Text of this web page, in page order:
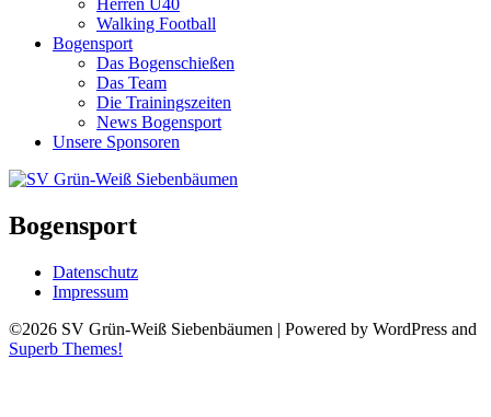
Herren Ü40
Walking Football
Bogensport
Das Bogenschießen
Das Team
Die Trainingszeiten
News Bogensport
Unsere Sponsoren
Bogensport
Datenschutz
Impressum
©2026 SV Grün-Weiß Siebenbäumen | Powered by WordPress and
Superb Themes!